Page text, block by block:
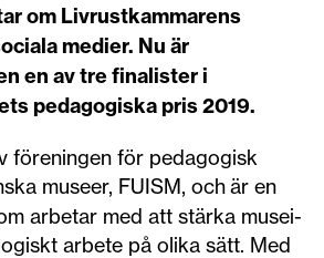
om Livrustkammarens
medier. Nu är
en av tre finalister i
pedagogiska pris 2019.
föreningen för pedagogisk
museer, FUISM, ochär en
arbetar med att stärka musei-
arbete på olika sätt. Med